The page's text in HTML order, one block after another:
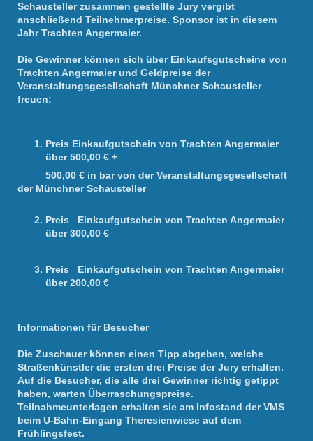
Schausteller zusammen gestellte Jury vergibt
anschließend Teilnehmerpreise. Sponsor ist in diesem
Jahr Trachten Angermaier.
Die Gewinner können sich über Einkaufsgutscheine von
Trachten Angermaier und Geldpreise der
Veranstaltungsgesellschaft Münchner Schausteller
freuen:
Preis Einkaufgutschein von Trachten Angermaier
über 500,00 € +
500,00 € in bar von der Veranstaltungsgesellschaft
der Münchner Schausteller
Preis Einkaufgutschein von Trachten Angermaier
über 300,00 €
Preis Einkaufgutschein von Trachten Angermaier
über 200,00 €
Informationen für Besucher
Die Zuschauer können einen Tipp abgeben, welche
Straßenkünstler die ersten drei Preise der Jury erhalten.
Auf die Besucher, die alle drei Gewinner richtig getippt
haben, warten Überraschungspreise.
Teilnahmeunterlagen erhalten sie am Infostand der VMS
beim U-Bahn-Eingang Theresienwiese auf dem
Frühlingsfest.